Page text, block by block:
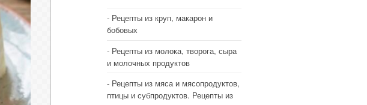
Рецепты из круп, макарон и
бобовых
Рецепты из молока, творога, сыра
и молочных продуктов
Рецепты из мяса и мясопродуктов,
птицы и субпродуктов. Рецепты из